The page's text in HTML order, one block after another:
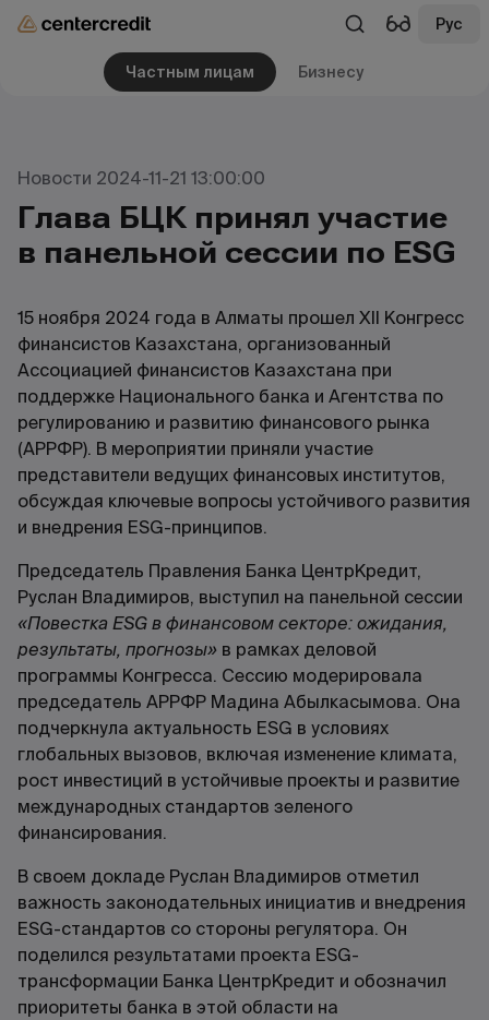
Рус
Частным лицам Бизнесу
Новости 2024-11-21 13:00:00
Глава БЦК принял участие
в панельной сессии по ESG
15 ноября 2024 года в Алматы прошел XII Конгресс
финансистов Казахстана, организованный
Ассоциацией финансистов Казахстана при
поддержке Национального банка и Агентства по
регулированию и развитию финансового рынка
(АРРФР). В мероприятии приняли участие
представители ведущих финансовых институтов,
обсуждая ключевые вопросы устойчивого развития
и внедрения ESG-принципов.
Председатель Правления Банка ЦентрКредит,
Руслан Владимиров, выступил на панельной сессии
«Повестка ESG в финансовом секторе: ожидания,
результаты, прогнозы» в рамках деловой
программы Конгресса. Сессию модерировала
председатель АРРФР Мадина Абылкасымова. Она
подчеркнула актуальность ESG в условиях
глобальных вызовов, включая изменение климата,
рост инвестиций в устойчивые проекты и развитие
международных стандартов зеленого
финансирования.
В своем докладе Руслан Владимиров отметил
важность законодательных инициатив и внедрения
ESG-стандартов со стороны регулятора. Он
поделился результатами проекта ESG-
трансформации Банка ЦентрКредит и обозначил
приоритеты банка в этой области на